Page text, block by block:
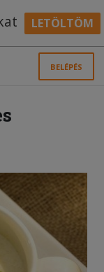
LETÖLTÖM
BELÉPÉS